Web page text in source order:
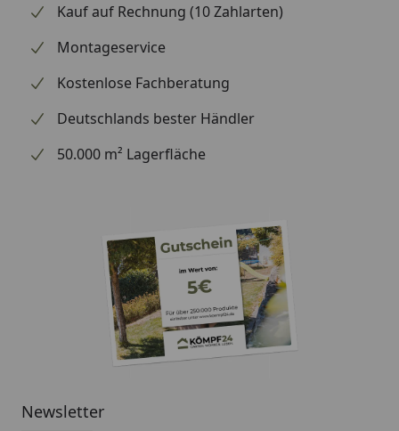
Kauf auf Rechnung (10 Zahlarten)
Montageservice
Kostenlose Fachberatung
Deutschlands bester Händler
50.000 m² Lagerfläche
Newsletter